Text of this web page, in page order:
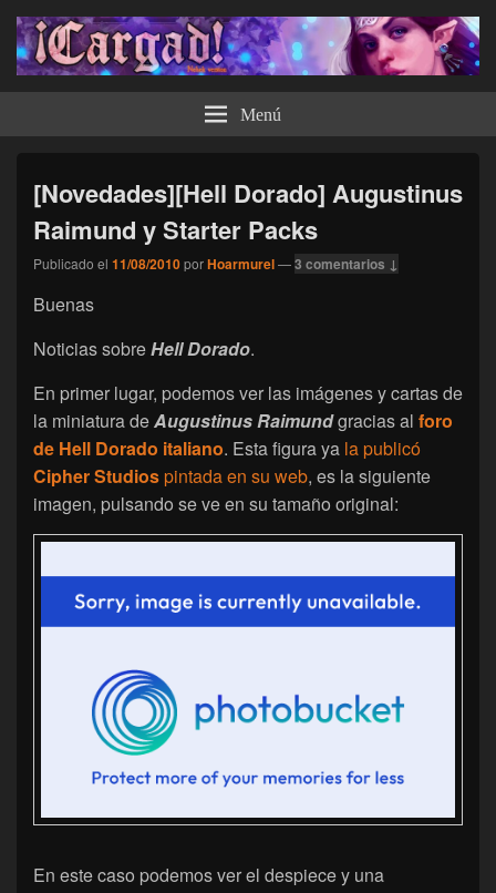
¡Cargad! Menú
[Novedades][Hell Dorado] Augustinus
Raimund y Starter Packs
Publicado el 11/08/2010porHoarmurel—3 comentarios ↓
Buenas
Noticias sobreHell Dorado.
En primer lugar, podemos ver las imágenes y cartas de
la miniatura deAugustinus Raimundgracias al foro
de Hell Dorado italiano. Esta figura ya la publicó
Cipher Studiospintada en su web, es la siguiente
imagen, pulsando se ve en su tamaño original:
En este caso podemos ver el despiece y una